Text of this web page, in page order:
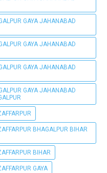
GAYA JAHANABAD
GAYA JAHANABAD
GAYA JAHANABAD
GAYA JAHANABAD
BHAGALPUR BIHAR
BIHAR
GAYA